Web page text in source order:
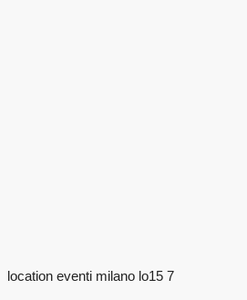
location eventi milano lo15 7